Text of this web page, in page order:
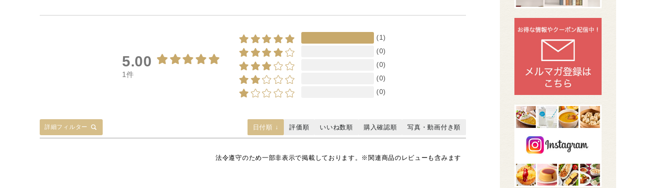
5.00
1件
(1)
(0)
(0)
(0)
(0)
詳細フィルター 日付順 ↓ 評価順 いいね数順 購入確認順 写真・動画付き順
法令遵守のため一部非表示で掲載しております。※関連商品のレビューも含みます